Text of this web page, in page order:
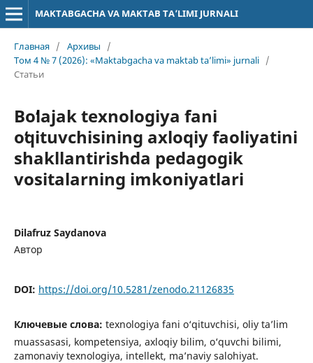
MAKTABGACHA VA MAKTAB TA’LIMI JURNALI
Главная / Архивы
/
Том 4 № 7 (2026): «Maktabgacha va maktab ta’limi» jurnali /
Статьи
Boʻlajak texnologiya fani
oʻqituvchisining axloqiy faoliyatini
shakllantirishda pedagogik
vositalarning imkoniyatlari
Dilafruz Saydanova
Автор
DOI: https://doi.org/10.5281/zenodo.21126835
Ключевые слова: texnologiya fani o‘qituvchisi, oliy ta’lim
muassasasi, kompetensiya, axloqiy bilim, o‘quvchi bilimi,
zamonaviy texnologiya, intellekt, ma’naviy salohiyat.